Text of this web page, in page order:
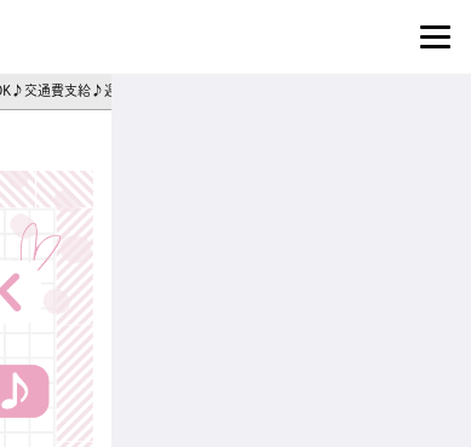
交通費支給♪週3日～シフト相談◎